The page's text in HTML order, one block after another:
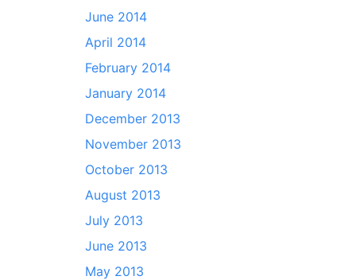
June 2014
April 2014
February 2014
January 2014
December 2013
November 2013
October 2013
August 2013
July 2013
June 2013
May 2013